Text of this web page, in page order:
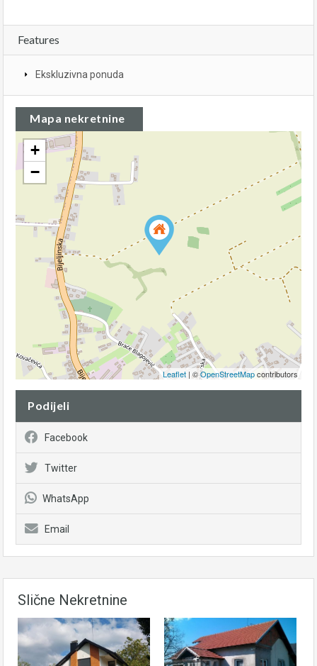
Features
Ekskluzivna ponuda
Mapa nekretnine
+
−
Leaflet | ©OpenStreetMapcontributors
Podijeli
Facebook
Twitter
WhatsApp
Email
Slične Nekretnine